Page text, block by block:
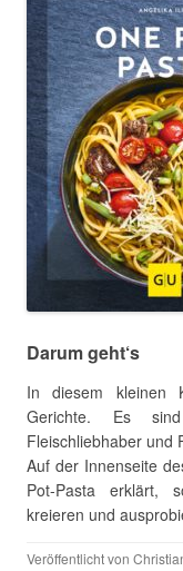
Darum geht‘s
In diesem kleinen
Gerichte. Es
Fleischliebhaber und
Auf der Innenseite
Pot-Pasta erklärt,
kreieren und
Veröffentlicht von